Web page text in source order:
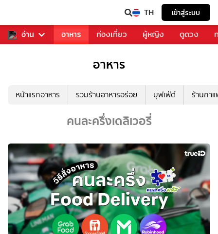
TH เข้าสู่ระบบ
อ่าน
รวงการเพลง อาหาร ท่องเที่ยว ผู้หญิง ดูดวง
อาหาร
หน้าแรกอาหาร รวมร้านอาหารอร่อย บุฟเฟ่ต์ ร้านกา
คนละครึ่งเดลิเวอรี่